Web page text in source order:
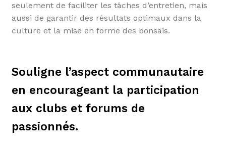
seulement de faciliter les tâches d’entretien, mais
aussi de garantir des résultats optimaux dans la
culture et la mise en forme des bonsaïs.
Souligne l’aspect communautaire
en encourageant la participation
aux clubs et forums de
passionnés.